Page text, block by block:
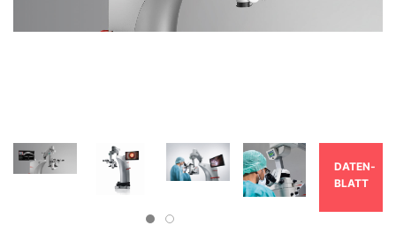
DATEN­
BLATT